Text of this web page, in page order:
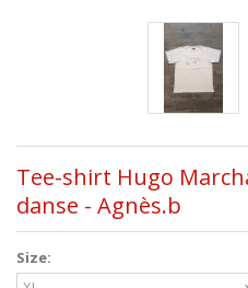
Tee-shirt Hugo
danse - Agnès.b
Size: